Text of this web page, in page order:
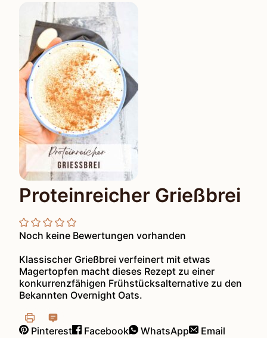
Proteinreicher Grießbrei
Noch keine Bewertungen vorhanden
Klassischer Grießbrei verfeinert mit etwas
Magertopfen macht dieses Rezept zu einer
konkurrenzfähigen Frühstücksalternative zu den
Bekannten Overnight Oats.
Pinterest Facebook WhatsApp Email